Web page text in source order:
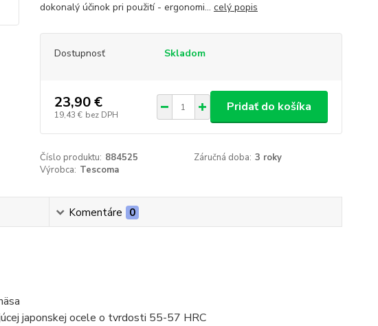
dokonalý účinok pri použití - ergonomi... celý popis
Dostupnosť Skladom
23,90 €
19,43 € bez DPH
Pridať do košíka
Číslo produktu: 884525 Záručná doba: 3 roky
Výrobca: Tescoma
Komentáre 0
japonskej ocele o tvrdosti 55-57 HRC